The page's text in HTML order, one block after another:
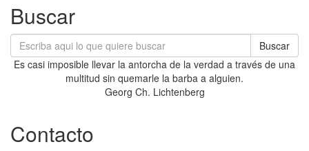
Buscar
Buscar
Es casi imposible llevar la antorcha de la verdad a través de una
multitud sin quemarle la barba a alguien.
Georg Ch. Lichtenberg
Contacto